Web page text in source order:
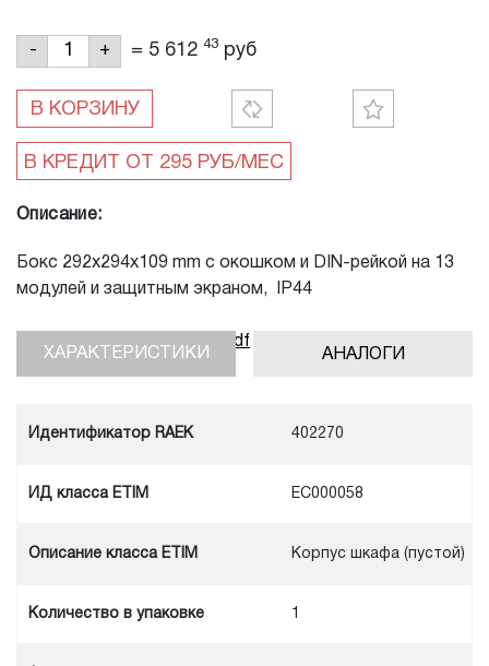
- + = 5 612 43 руб
В КОРЗИНУ
Описание:
Бокс 292х294х109 mm с окошком и DIN-рейкой на 13
модулей и защитным экраном, IP44
Скачать инструкцию, pdf
АНАЛОГИ
ХАРАКТЕРИСТИКИ
Идентификатор RAEK 402270
ИД класса ETIM EC000058
Описание класса ETIM Корпус шкафа (пустой)
Количество в упаковке 1